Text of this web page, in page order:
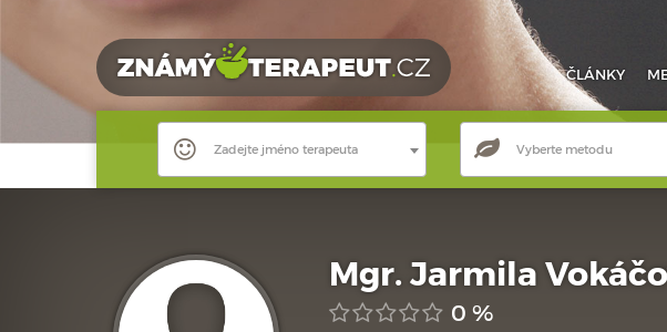
ČLÁNKY
Zadejte jméno terapeuta Vyberte metodu
Mgr. Jarmila
0 %